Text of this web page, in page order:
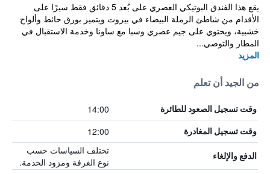
يقع هذا الفندق البوتيكي العصري على بُعد 5 دقائق فقط سيرًا على
الأقدام من شاطئ الرملة البيضاء في بيروت ويتميز بورق حائط وألواح
خشبية، ويحتوي على جيم عصري وسبا مع ساونا وخدمة الاستقبال في
المطار والتوصي...
المزيد
من الجيد أن تعلم
وقت تسجيل الصعود للطائرة 14:00
وقت تسجيل المغادرة 12:00
الدفع والإلغاء
تختلف السياسات حسب
نوع الغرفة ومزود الخدمة.